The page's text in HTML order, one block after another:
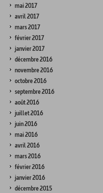
mai 2017
avril 2017
mars 2017
février 2017
janvier 2017
décembre 2016
novembre 2016
octobre 2016
septembre 2016
août 2016
juillet 2016
juin 2016
mai 2016
avril 2016
mars 2016
février 2016
janvier 2016
décembre 2015